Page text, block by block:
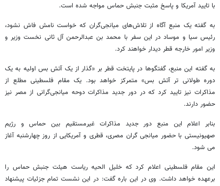
با تایید آمریکا و پاسخ مثبت جنبش حماس مواجه شده است.
به گفته یک منبع آگاه از تلاش‌های میانجی‌گران که خواست نامش فاش نشود،
رئیس سیا و موساد در این سفر با محمد بن عبدالرحمن آل ثانی نخست وزیر و
وزیر امور خارجه قطر دیدار خواهند کرد.
به گفته این منبع، گفتگوها در پایتخت قطر بر «گذار از یک آتش بس اولیه به یک
دوره طولانی تر آتش بس» متمرکز خواهد بود. یک مقام فلسطینی مطلع از
مذاکرات نیز تایید کرد که در دور جدید مذاکرات دوحه میانجی‌گرانی از مصر نیز
حضور دارند.
بنابر اعلام این منبع دور جدید مذاکرات غیرمستقیم بین حماس و رژیم
صهیونیستی با حضور میانجی گران مصری، قطری و آمریکایی از روز چهارشنبه آغاز
می شود.
این مقام فلسطینی اعلام کرد که خلیل الحیه ریاست هیئت جنبش حماس را
برعهده خواهد داشت. وی در این باره گفت: در این نشست تمام جزئیات پیشنهاد